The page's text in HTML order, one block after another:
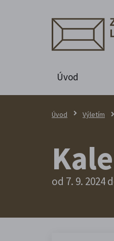
Úvod
Úvod Výletím
od 7. 9. 2024